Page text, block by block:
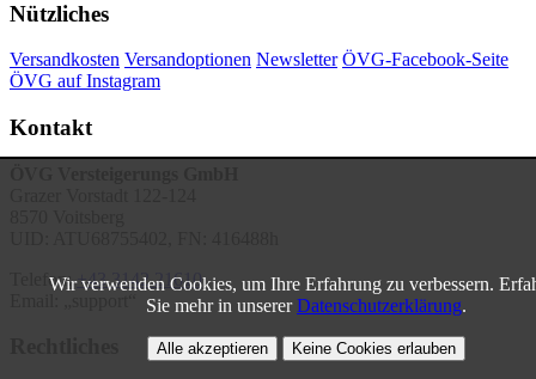
Wir verwenden Cookies, um Ihre Erfahrung zu verbessern.
Sie mehr in unsererDatenschutzerklärung.
Alle akzeptieren Keine Cookies erlauben
Nützliches
Versandkosten Versandoptionen Newsletter ÖVG-Facebook-Seite
ÖVG auf Instagram
Kontakt
Telefon:+43 3142 21610